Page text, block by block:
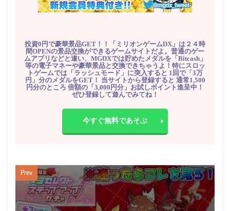
投資0円で豪華景品GET！！「ミリオンゲームDX」は２４時
間OPENの景品交換ができるゲームサイトだよ。普通のゲー
ムアプリなどと違い、MGDXでは貯めたメダルを「Bitcash」
等の電子マネーや豪華景品と交換できちゃうよ！特にスロッ
トゲームでは「ラッシュモード」に突入すると 1回で「3万
円」分のメダルをGET！ 当サイトから登録すると 通常1,500
円分のところ 倍額の「3,000円分」お試しポイント進呈中！
ぜひ登録して遊んでみてね！
今すぐ無料であそぶ
Prev